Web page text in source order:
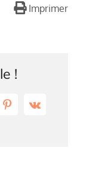
Imprimer
!
Pinterest
Vk